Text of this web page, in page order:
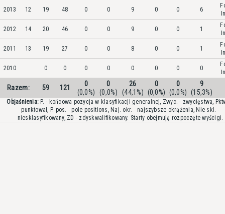
2013 12 19 48 0 0 9 0 0 6
2012 14 20 46 0 0 9 0 0 1
2011 13 19 27 0 0 8 0 0 1
2010 0 0 0 0 0 0 0 0
Razem: 59 121
0
(0,0%)
0
(0,0%)
26
(44,1%)
0
(0,0%)
0
(0,0%)
9
(15,3%)
Objaśnienia: P. - końcowa pozycja w klasyfikacji generalnej, Zwyc. - zwycięstwa,
punktował, P. pos. - pole positions, Naj. okr. - najszybsze okrążenia, Nie skl. -
niesklasyfikowany, ZD - zdyskwalifikowany. Starty obejmują rozpoczęte wyścigi.